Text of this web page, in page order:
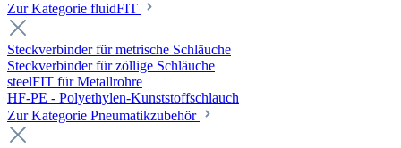
Zur Kategorie fluidFIT
Steckverbinder für metrische Schläuche
Steckverbinder für zöllige Schläuche
steelFIT für Metallrohre
HF-PE - Polyethylen-Kunststoffschlauch
Zur Kategorie Pneumatikzubehör